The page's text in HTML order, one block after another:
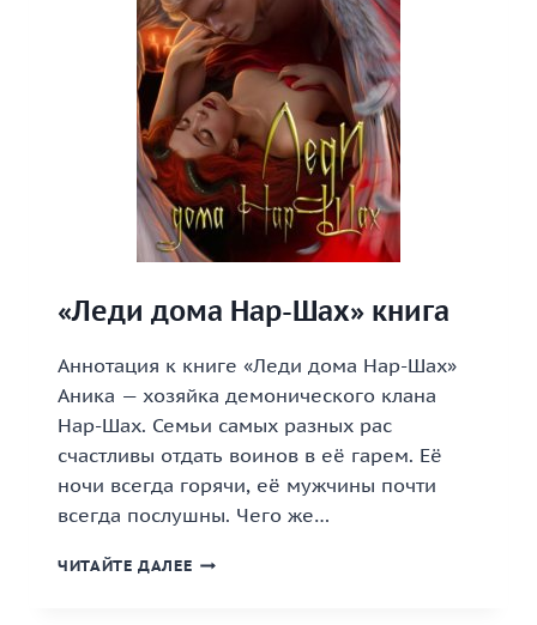
«Леди дома Нар-Шах» книга
Аннотация к книге «Леди дома Нар-Шах»
Аника — хозяйка демонического клана
Нар-Шах. Семьи самых разных рас
счастливы отдать воинов в её гарем. Её
ночи всегда горячи, её мужчины почти
всегда послушны. Чего же…
ЧИТАЙТЕ ДАЛЕЕ «ЛЕДИ